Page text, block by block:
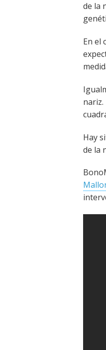
de la
En el
Hay
de la